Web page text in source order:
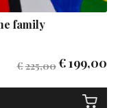
family
€225,00€199,00